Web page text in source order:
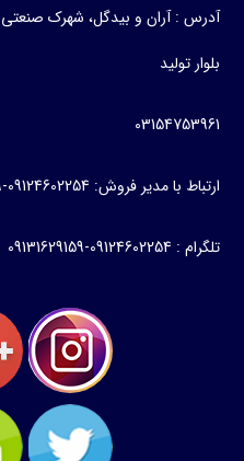
آران و بیدگل، شهرک صنعتی سلیمان
فروش: 09124602254-09131629159